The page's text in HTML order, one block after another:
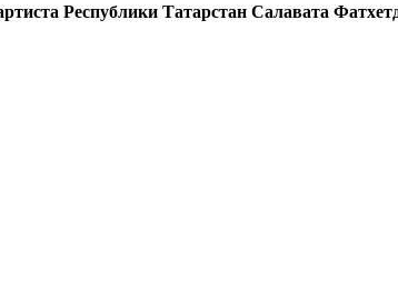
Республики Татарстан Салавата